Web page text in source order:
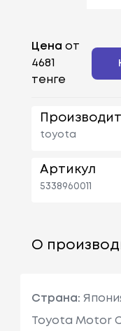
Цена от
4681
тенге
toyota
Артикул
5338960011
О
Страна:
Toyota Motor